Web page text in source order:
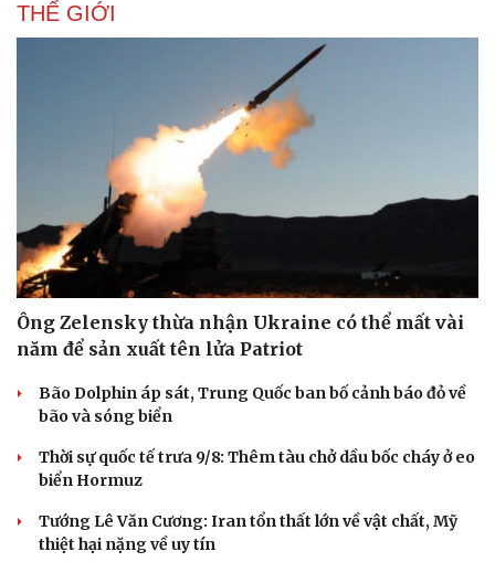
Sức khỏe
Dinh dưỡng - món ngon
Cây thuốc
Nhi khoa
Nam khoa
Nhà đẹp
THẾ GIỚI
Ông Zelensky thừa nhận Ukraine có thể mất vài
năm để sản xuất tên lửa Patriot
Bão Dolphin áp sát, Trung Quốc ban bố cảnh báo đỏ về
bão và sóng biển
Thời sự quốc tế trưa 9/8: Thêm tàu chở dầu bốc cháy ở eo
biển Hormuz
Tướng Lê Văn Cương: Iran tổn thất lớn về vật chất, Mỹ
thiệt hại nặng về uy tín